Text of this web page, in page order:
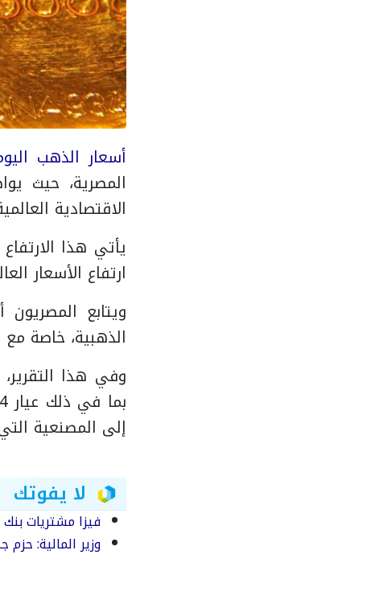
أسعار الذهب
المصرية، حيث
الاقتصادية
يأتي هذا
ارتفاع الأسعار
ويتابع
الذهبية، خاصة مع
وفي هذا
إلى المصنعية
لا يفوتك
فيزا مشتريات بنك مصر 2025.. حد إئتماني يصل
وزير المالية: